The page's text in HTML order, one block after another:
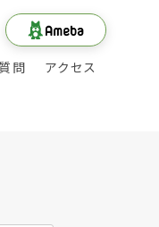
問 アクセス